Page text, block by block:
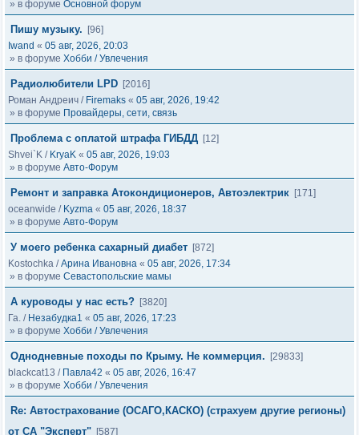
» в форуме Основной форум
Пишу музыку.
[96]
Iwand « 05 авг, 2026, 20:03
» в форуме Хобби / Увлечения
Радиолюбители LPD [2016]
Роман Андреич / Firemaks « 05 авг, 2026, 19:42
» в форуме Провайдеры, сети, связь
Проблема с оплатой штрафа ГИБДД [12]
Shvei`K / KryaK « 05 авг, 2026, 19:03
» в форуме Авто-Форум
Ремонт и заправка Атокондиционеров, Автоэлектрик [171]
oceanwide / Kyzma « 05 авг, 2026, 18:37
» в форуме Авто-Форум
У моего ребенка сахарный диабет [872]
Kostochka /Арина Ивановна « 05 авг, 2026, 17:34
» в форуме Севастопольские мамы
А куроводы у нас есть? [3820]
Га. / Незабудка1 « 05 авг, 2026, 17:23
» в форуме Хобби / Увлечения
Однодневные походы по Крыму. Не коммерция.
[29833]
blackcat13 / Павла42 « 05 авг, 2026, 16:47
» в форуме Хобби / Увлечения
Re: Автострахование (ОСАГО,КАСКО) (страхуем другие регионы)
от СА "Эксперт" [587]